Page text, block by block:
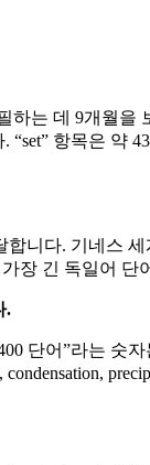
하는 데 9개월
항목은 약
니다. 기네스
장 긴 독일어 단
.
단어”라는 숫